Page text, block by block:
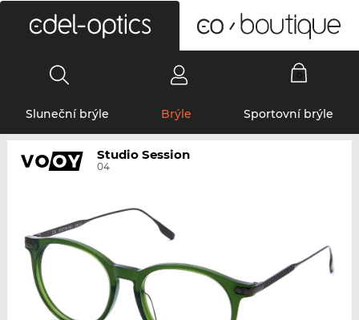
Sluneční brýle Brýle Sportovní brýle
Studio Session
04